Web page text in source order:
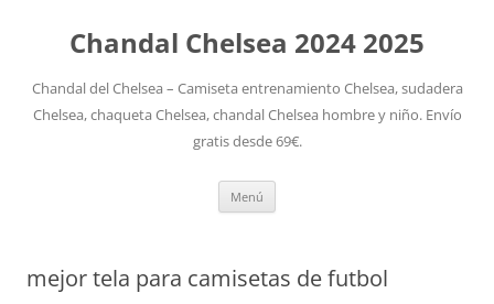
Chandal Chelsea 2024 2025
Chandal del Chelsea – Camiseta entrenamiento Chelsea, sudadera
Chelsea, chaqueta Chelsea, chandal Chelsea hombre y niño. Envío
gratis desde 69€.
Menú
mejor tela para camisetas de futbol